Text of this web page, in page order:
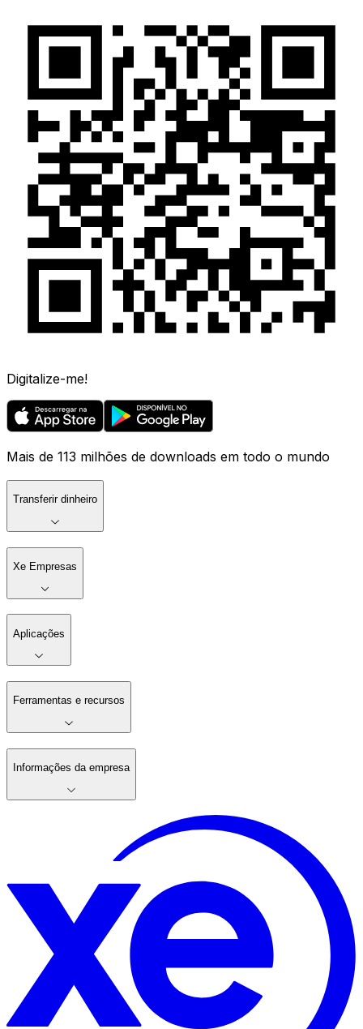
Digitalize-me!
Mais de 113 milhões de downloads em todo o mundo
Transferir dinheiro
Xe Empresas
Aplicações
Ferramentas e recursos
Informações da empresa